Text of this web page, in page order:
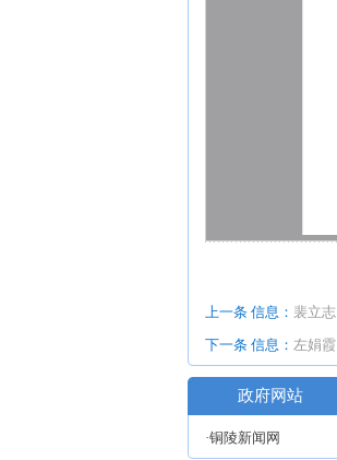
上一条 信息： 裴立志
下一条 信息： 左娟霞
政府网站
·铜陵新闻网